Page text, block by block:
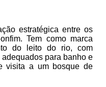
estratégica entre os
Tem como marca
do leito do rio, com
para banho e
visita a um bosque de